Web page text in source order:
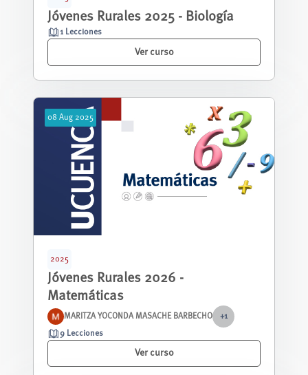
Jóvenes Rurales 2025 - Biología
1 Lecciones
Ver curso
08 Aug 2025
2025
Jóvenes Rurales 2026 -
Matemáticas
MARITZA YOCONDA MASACHE BARBECHO +1
9 Lecciones
Ver curso